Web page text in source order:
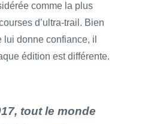
comme la plus
d’ultra-trail. Bien
lui donne confiance, il
édition est différente.
tout le monde